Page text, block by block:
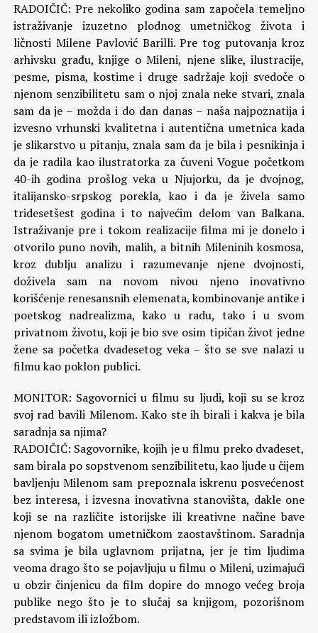
RADOIČIĆ: Pre nekoliko godina sam započela temeljno
istraživanje izuzetno plodnog umetničkog života i
ličnosti Milene Pavlović Barilli. Pre tog putovanja kroz
arhivsku građu, knjige o Mileni, njene slike, ilustracije,
pesme, pisma, kostime i druge sadržaje koji svedoče o
njenom senzibilitetu sam o njoj znala neke stvari, znala
sam da je – možda i do dan danas – naša najpoznatija i
izvesno vrhunski kvalitetna i autentična umetnica kada
je slikarstvo u pitanju, znala sam da je bila i pesnikinja i
da je radila kao ilustratorka za čuveni Vogue početkom
40-ih godina prošlog veka u Njujorku, da je dvojnog,
italijansko-srpskog porekla, kao i da je živela samo
tridesetšest godina i to najvećim delom van Balkana.
Istraživanje pre i tokom realizacije filma mi je donelo i
otvorilo puno novih, malih, a bitnih Mileninih kosmosa,
kroz dublju analizu i razumevanje njene dvojnosti,
doživela sam na novom nivou njeno inovativno
korišćenje renesansnih elemenata, kombinovanje antike i
poetskog nadrealizma, kako u radu, tako i u svom
privatnom životu, koji je bio sve osim tipičan život jedne
žene sa početka dvadesetog veka – što se sve nalazi u
filmu kao poklon publici.
MONITOR: Sagovornici u filmu su ljudi, koji su se kroz
svoj rad bavili Milenom. Kako ste ih birali i kakva je bila
saradnja sa njima?
RADOIČIĆ: Sagovornike, kojih je u filmu preko dvadeset,
sam birala po sopstvenom senzibilitetu, kao ljude u čijem
bavljenju Milenom sam prepoznala iskrenu posvećenost
bez interesa, i izvesna inovativna stanovišta, dakle one
koji se na različite istorijske ili kreativne načine bave
njenom bogatom umetničkom zaostavštinom. Saradnja
sa svima je bila uglavnom prijatna, jer je tim ljudima
veoma drago što se pojavljuju u filmu o Mileni, uzimajući
u obzir činjenicu da film dopire do mnogo većeg broja
publike nego što je to slučaj sa knjigom, pozorišnom
predstavom ili izložbom.